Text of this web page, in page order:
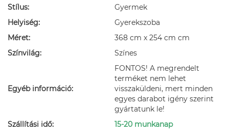
Stílus:
Gyermek
Helyiség:
Gyerekszoba
Méret:
368 cm x 254 cm cm
Színvilág:
Színes
Egyéb információ:
FONTOS! A megrendelt
terméket nem lehet
visszaküldeni, mert minden
egyes darabot igény szerint
gyártatunk le!
Szállítási idő:
15-20 munkanap